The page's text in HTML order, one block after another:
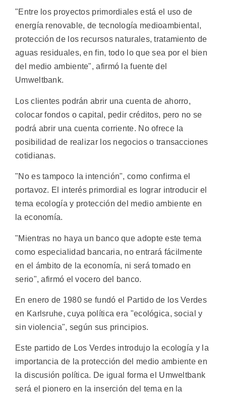
"Entre los proyectos primordiales está el uso de
energía renovable, de tecnología medioambiental,
protección de los recursos naturales, tratamiento de
aguas residuales, en fin, todo lo que sea por el bien
del medio ambiente", afirmó la fuente del
Umweltbank.
Los clientes podrán abrir una cuenta de ahorro,
colocar fondos o capital, pedir créditos, pero no se
podrá abrir una cuenta corriente. No ofrece la
posibilidad de realizar los negocios o transacciones
cotidianas.
"No es tampoco la intención", como confirma el
portavoz. El interés primordial es lograr introducir el
tema ecología y protección del medio ambiente en
la economía.
"Mientras no haya un banco que adopte este tema
como especialidad bancaria, no entrará fácilmente
en el ámbito de la economía, ni será tomado en
serio", afirmó el vocero del banco.
En enero de 1980 se fundó el Partido de los Verdes
en Karlsruhe, cuya política era "ecológica, social y
sin violencia", según sus principios.
Este partido de Los Verdes introdujo la ecología y la
importancia de la protección del medio ambiente en
la discusión política. De igual forma el Umweltbank
será el pionero en la inserción del tema en la